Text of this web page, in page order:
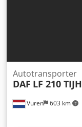
Vuren 603 km
Autotransporter
DAF LF 210